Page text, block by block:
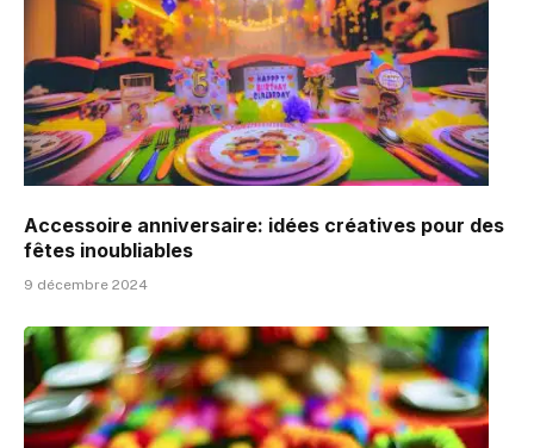
Accessoire anniversaire: idées créatives pour des
fêtes inoubliables
9 décembre 2024